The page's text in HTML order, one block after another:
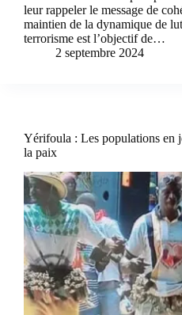
leur rappeler le message de
maintien de la dynamique de
terrorisme est l’objectif de…
2 septembre 2024
Yérifoula : Les populations en
la paix